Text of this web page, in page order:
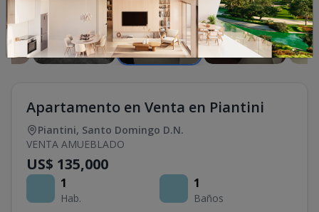
Apartamento en Venta en Piantini
Piantini, Santo Domingo D.N.
VENTA AMUEBLADO
US$ 135,000
1
Hab.
1
Baños